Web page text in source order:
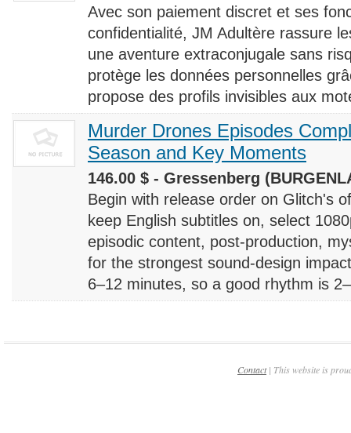
Avec son paiement discret et ses
confidentialité, JM Adultère rassure
une aventure extraconjugale sans
protège les données personnelles
propose des profils invisibles aux
Murder Drones Episodes
Season and Key Moments
146.00 $ - Gressenberg
Begin with release order on Glitch's
keep English subtitles on, select
episodic content, post-production,
for the strongest sound-design
6–12 minutes, so a good rhythm is
Contact| This website is